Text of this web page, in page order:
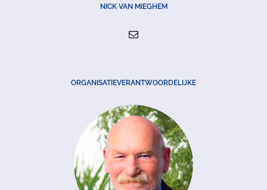
NICK VAN MIEGHEM
ORGANISATIEVERANTWOORDELIJKE